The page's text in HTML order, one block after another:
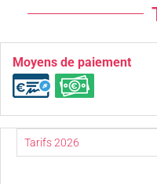
Moyens de paiement